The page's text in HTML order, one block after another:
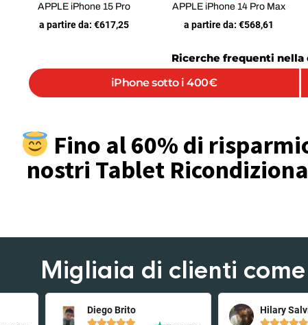
APPLE iPhone 15 Pro
a partire da:€617,25
APPLE iPhone 14 Pro Max
a partire da:€568,61
Ricerche frequenti
iPhone sotto i 400€
Fino al 60% di
nostri Tablet
Migliaia di clienti
Diego Brito

Hilary
